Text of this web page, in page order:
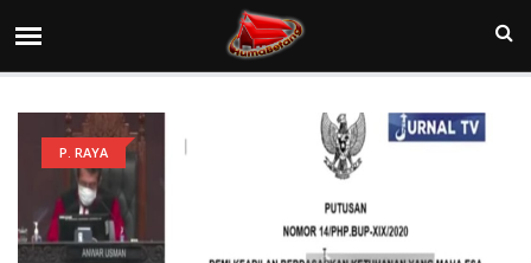
P. RAYA